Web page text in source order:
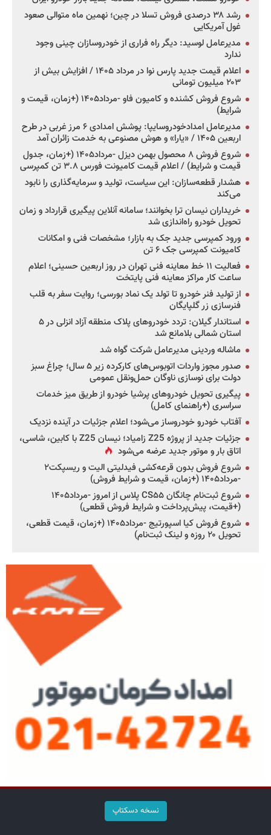
رشد ۳۸ درصدی فروش تسلا در چین؛ نهمین ماه متوالی صعود
غول آمریکایی
مدیرعامل لوسید: دیگر راه فراری از خودروسازان چینی وجود
ندارد
اعلام قیمت جدید پارس نوا در مرداد ۱۴۰۵ / افزایش بیش از
۲۰۳ میلیون تومانی
شروع فروش کشنده و کامیون فاو -مرداد۱۴۰۵ (+زمان، قیمت و
شرایط)
مدیرعامل امدادخودروسایپا: پوشش امدادی ۶ مرز غربی در طرح
اربعین ۱۴۰۵ / «یارا» و هوش مصنوعی به خدمت زائران آمد
شروع فروش ۸ محصول بهمن دیزل -مرداد۱۴۰۵ (+زمان، جدول
قیمت و شرایط) / اعلام قیمت کامیونت فورس ۳.۸ تن کمپرسی
هشدار قطعه‌سازان: این سیاست، تولید و سرمایه‌گذاری را نابود
می‌کند
خریداران نیسان ترا بخوانند؛ سامانه آنلاین پیگیری قرارداد و زمان
تحویل خودرو راه‌اندازی شد
ورود کمپرسی جدید جک به بازار؛ مشخصات فنی و امکانات
کامیونت کمپرسی جک ۶ تن
فعالیت ۱۱ خط معاینه فنی تهران در روز اربعین حسینی؛ اعلام
ساعت کار مراکز معاینه فنی پایتخت
از تولید فنر خودرو تا تولد یک نماد بورسی؛ روایت سفر به قلب
فنرسازی زر گلپایگان
استاندار گیلان: تردد خودروهای پلاک منطقه آزاد انزلی در ۵
استان شمالی بلامانع شد
ماشاله وردینی مدیرعامل شرکت گواه شد
صدور مجوز واردات اتوبوس‌های کارکرده زیر ۵ سال؛ چراغ سبز
دولت برای نوسازی ناوگان حمل‌ونقل عمومی
پیگیری تحویل خودروهای پرشیا خودرو از طریق میز خدمات
سراسری (+راهنمای کامل)
آفتاب خودرو خودروساز می‌شود؛ اعلام جزئیات در آینده نزدیک
جزئیات جدید از پروژه Z25 زامیاد؛ نیسان Z25 با کابین، شاسی،
اتاق بار و موتور جدید عرضه می‌شود
شروع فروش بدون قرعه‌کشی فیدلیتی الیت و ریسپکت۲
-مرداد۱۴۰۵ (+زمان، قیمت و شرایط فروش)
شروع ثبت‌نام چانگان CS۵۵ پلاس از امروز -مرداد۱۴۰۵
(+قیمت، پیش‌پرداخت و شرایط فروش قطعی)
شروع فروش کیا اسپورتیج -مرداد۱۴۰۵ (+زمان، قیمت قطعی،
تحویل ۲۰ روزه و لینک ثبت‌نام)
نسخه دسکتاپ